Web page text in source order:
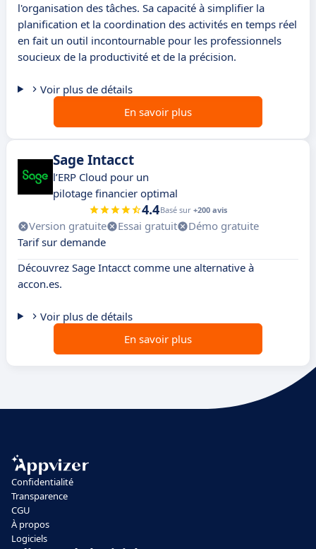
l'organisation des tâches. Sa capacité à simplifier la
planification et la coordination des activités en temps réel
en fait un outil incontournable pour les professionnels
soucieux de la productivité et de la précision.
Voir plus de détails
En savoir plus
Sage Intacct
l’ERP Cloud pour un
pilotage financier optimal
4.4Basé sur +200 avis
Version gratuite Essai gratuit
Démo gratuite
Tarif sur demande
Découvrez Sage Intacct comme une alternative à
accon.es.
Voir plus de détails
En savoir plus
Confidentialité
Transparence
CGU
À propos
Logiciels